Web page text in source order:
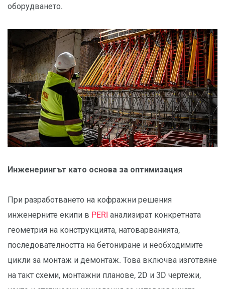
оборудването.
Инженерингът като основа за оптимизация
При разработването на кофражни решения
инженерните екипи в PERI анализират конкретната
геометрия на конструкцията, натоварванията,
последователността на бетониране и необходимите
цикли за монтаж и демонтаж. Това включва изготвяне
на такт схеми, монтажни планове, 2D и 3D чертежи,